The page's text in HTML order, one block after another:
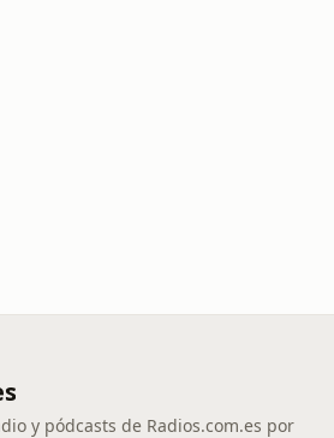
y pódcasts de Radios.com.es por